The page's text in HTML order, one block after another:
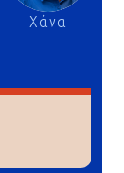
Χάνα